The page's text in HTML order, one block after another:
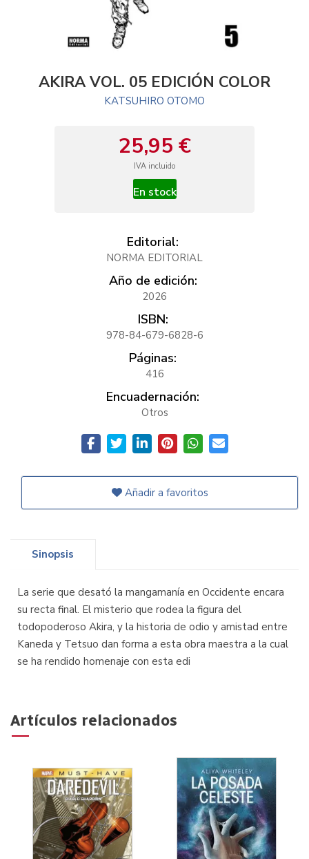
AKIRA VOL. 05 EDICIÓN COLOR
KATSUHIRO OTOMO
25,95 €
IVA incluido
En stock
Editorial:
NORMA EDITORIAL
Año de edición:
2026
ISBN:
978-84-679-6828-6
Páginas:
416
Encuadernación:
Otros
Añadir a favoritos
Sinopsis
La serie que desató la mangamanía en Occidente encara
su recta final. El misterio que rodea la figura del
todopoderoso Akira, y la historia de odio y amistad entre
Kaneda y Tetsuo dan forma a esta obra maestra a la cual
se ha rendido homenaje con esta edi
Artículos relacionados